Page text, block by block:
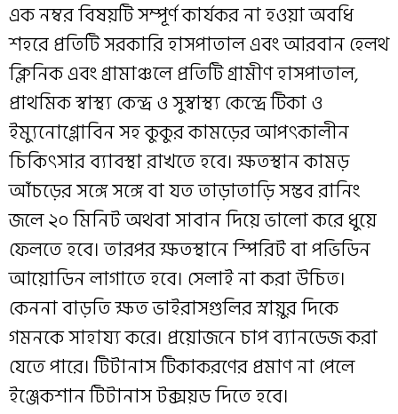
এক নম্বর বিষয়টি সম্পূর্ণ কার্যকর না হওয়া অবধি
শহরে প্রতিটি সরকারি হাসপাতাল এবং আরবান হেলথ
ক্লিনিক এবং গ্রামাঞ্চলে প্রতিটি গ্রামীণ হাসপাতাল,
প্রাথমিক স্বাস্থ্য কেন্দ্র ও সুস্বাস্থ্য কেন্দ্রে টিকা ও
ইম্যুনোগ্লোবিন সহ কুকুর কামড়ের আপৎকালীন
চিকিৎসার ব্যাবস্থা রাখতে হবে। ক্ষতস্থান কামড়
আঁচড়ের সঙ্গে সঙ্গে বা যত তাড়াতাড়ি সম্ভব রানিং
জলে ২০ মিনিট অথবা সাবান দিয়ে ভালো করে ধুয়ে
ফেলতে হবে। তারপর ক্ষতস্থানে স্পিরিট বা পভিডিন
আয়োডিন লাগাতে হবে। সেলাই না করা উচিত।
কেননা বাড়তি ক্ষত ভাইরাসগুলির স্নায়ুর দিকে
গমনকে সাহায্য করে। প্রয়োজনে চাপ ব্যানডেজ করা
যেতে পারে। টিটানাস টিকাকরণের প্রমাণ না পেলে
ইঞ্জেকশান টিটানাস টক্সয়ড দিতে হবে।